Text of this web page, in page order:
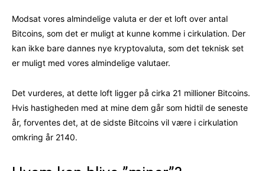
Modsat vores almindelige valuta er der et loft over antal
Bitcoins, som det er muligt at kunne komme i cirkulation. Der
kan ikke bare dannes nye kryptovaluta, som det teknisk set
er muligt med vores almindelige valutaer.
Det vurderes, at dette loft ligger på cirka 21 millioner Bitcoins.
Hvis hastigheden med at mine dem går som hidtil de seneste
år, forventes det, at de sidste Bitcoins vil være i cirkulation
omkring år 2140.